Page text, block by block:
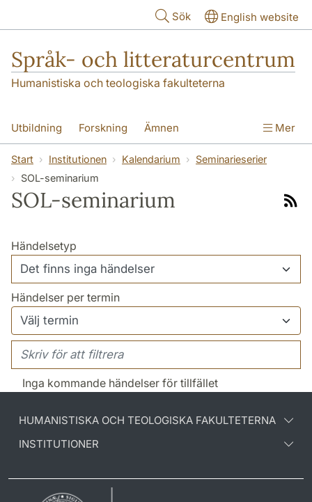
Sök English website
Språk- och litteraturcentrum
Humanistiska och teologiska fakulteterna
Utbildning Forskning Ämnen
SOL-husen Kontakt Institutionen
Mer
Start Institutionen Kalendarium
Seminarieserier
SOL-seminarium
SOL-seminarium
Rss-
Händelsetyp
Händelser per termin
Inga kommande händelser för tillfället
HUMANISTISKA OCH TEOLOGISKA FAKULTETERNA
INSTITUTIONER